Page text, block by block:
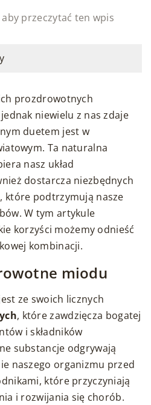
przeczytać ten wpis
prozdrowotnych
niewielu z nas zdaje
duetem jest w
Ta naturalna
nasz układ
dostarcza niezbędnych
które podtrzymują nasze
W tym artykule
korzyści możemy odnieść
kombinacji.
miodu
ze swoich licznych
, które zawdzięcza bogatej
i składników
substancje odgrywają
naszego organizmu przed
które przyczyniają
i rozwijania się chorób.